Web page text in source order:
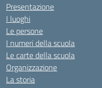
Presentazione
I luoghi
Le persone
I numeri della scuola
Le carte della scuola
Organizzazione
La storia